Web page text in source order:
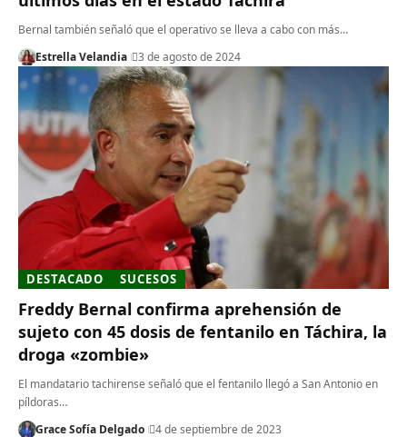
Bernal también señaló que el operativo se lleva a cabo con más…
Estrella Velandia
3 de agosto de 2024
DESTACADO SUCESOS
Freddy Bernal confirma aprehensión de
sujeto con 45 dosis de fentanilo en Táchira, la
droga «zombie»
El mandatario tachirense señaló que el fentanilo llegó a San Antonio en
píldoras…
Grace Sofía Delgado
4 de septiembre de 2023